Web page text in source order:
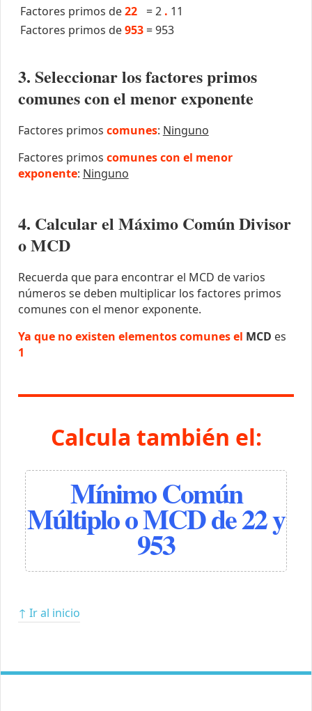
Factores primos de22 =2 . 11
Factores primos de953 =953
3. Seleccionar los factores primos
comunes con el menor exponente
Factores primos comunes: Ninguno
Factores primos comunes con el menor
exponente: Ninguno
4. Calcular el Máximo Común Divisor
o MCD
Recuerda que para encontrar el MCD de varios
números se deben multiplicar los factores primos
comunes con el menor exponente.
Ya que no existen elementos comunes el MCD es
1
Calcula también el:
Mínimo Común
Múltiplo o MCD de 22 y
953
↑ Ir al inicio